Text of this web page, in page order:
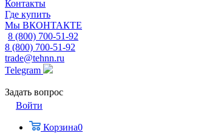
Контакты
Где купить
Мы ВКОНТАКТЕ
8 (800) 700-51-92
8 (800) 700-51-92
trade@tehnn.ru
Telegram
Задать вопрос
Войти
Корзина0